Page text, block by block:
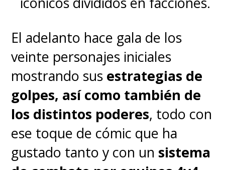
a otro actor reemplazando a
Majors como Kang
considerando todo el daño a la
imagen pública de quien lo
interpretaba. Tener a mano el
Multiverso le permite a Marvel
Studios sacar cualquier solución
El adelanto hace gala de los
veinte personajes iniciales
mostrando sus estrategias de
golpes, así como también de
los distintos poderes, todo con
ese toque de cómic que ha
gustado tanto y con un sistema